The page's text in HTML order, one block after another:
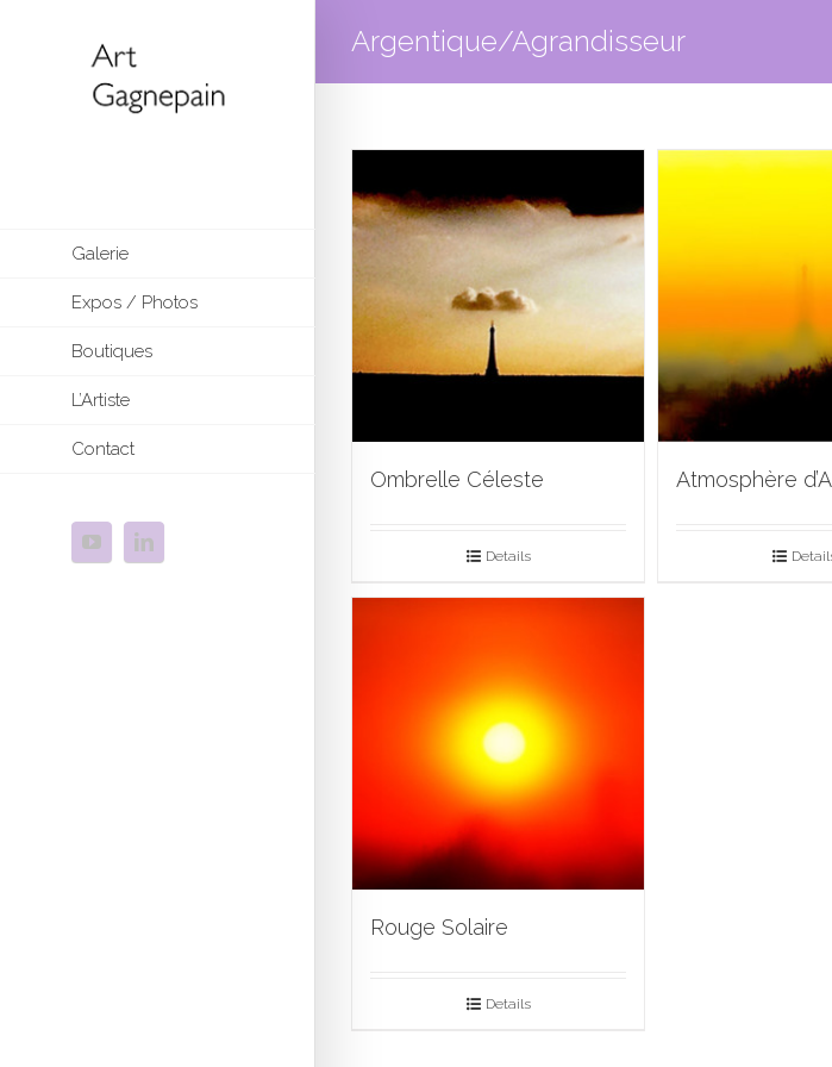
Galerie
Expos / Photos
Boutiques
L’Artiste
Contact
Argentique/Agrandisseur
Ombrelle Céleste
Details
Atmosphère
Rouge Solaire
Details